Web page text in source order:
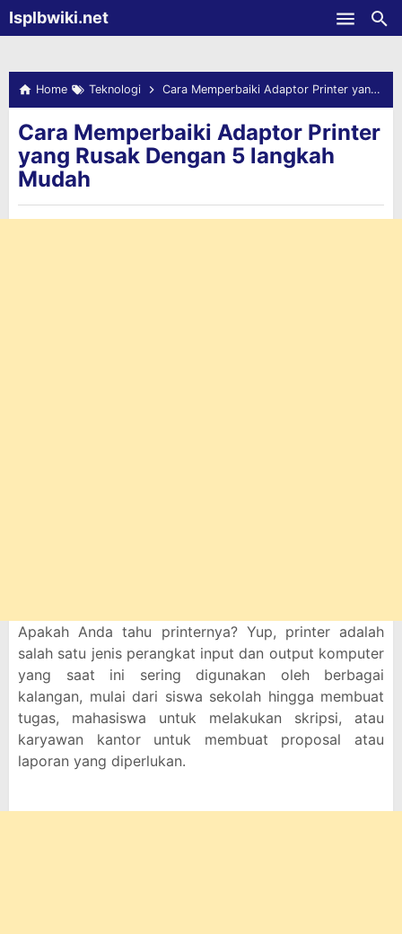
-->Isplbwiki.net
Home Teknologi Cara Memperbaiki Adaptor Printer yang Rusak Dengan 5 langkah Mudah
Cara Memperbaiki Adaptor Printer
yang Rusak Dengan 5 langkah
Mudah
Apakah Anda tahu printernya? Yup, printer adalah
salah satu jenis perangkat input dan output komputer
yang saat ini sering digunakan oleh berbagai
kalangan, mulai dari siswa sekolah hingga membuat
tugas, mahasiswa untuk melakukan skripsi, atau
karyawan kantor untuk membuat proposal atau
laporan yang diperlukan.